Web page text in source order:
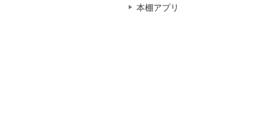
本棚アプリ